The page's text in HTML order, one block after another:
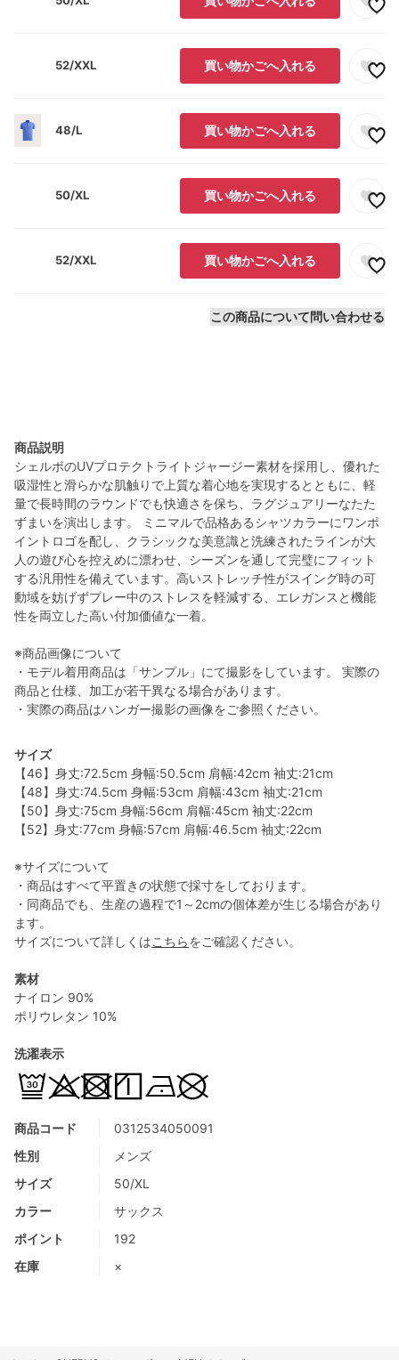
商品コード
0312534050091
性別
メンズ
サイズ
50/XL
カラー
サックス
ポイント
192
在庫
×
52/XXL 買い物かごへ入れる
48/L 買い物かごへ入れる
50/XL 買い物かごへ入れる
52/XXL 買い物かごへ入れる
この商品について問い合わせる
商品説明
シェルボのUVプロテクトライトジャージー素材を採用し、優れた
吸湿性と滑らかな肌触りで上質な着心地を実現するとともに、軽
量で長時間のラウンドでも快適さを保ち、ラグジュアリーなたた
ずまいを演出します。 ミニマルで品格あるシャツカラーにワンポ
イントロゴを配し、クラシックな美意識と洗練されたラインが大
人の遊び心を控えめに漂わせ、シーズンを通して完璧にフィット
する汎用性を備えています。高いストレッチ性がスイング時の可
動域を妨げずプレー中のストレスを軽減する、エレガンスと機能
性を両立した高い付加価値な一着。
※商品画像について
・モデル着用商品は「サンプル」にて撮影をしています。 実際の
商品と仕様、加工が若干異なる場合があります。
・実際の商品はハンガー撮影の画像をご参照ください。
サイズ
【46】身丈:72.5cm 身幅:50.5cm 肩幅:42cm 袖丈:21cm
【48】身丈:74.5cm 身幅:53cm 肩幅:43cm 袖丈:21cm
【50】身丈:75cm 身幅:56cm 肩幅:45cm 袖丈:22cm
【52】身丈:77cm 身幅:57cm 肩幅:46.5cm 袖丈:22cm
※サイズについて
・商品はすべて平置きの状態で採寸をしております。
・同商品でも、生産の過程で1～2cmの個体差が生じる場合があり
ます。
サイズについて詳しくはこちらをご確認ください。
素材
ナイロン 90%
ポリウレタン 10%
洗濯表示